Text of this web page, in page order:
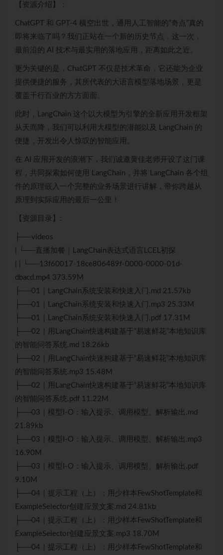
【资源介绍】：
ChatGPT 和 GPT-4 横空出世，通用人工智能的“奇点”真的
即将来临了吗？我们正站在一个新的历史节点，这一次，
最前沿的 AI 技术与最实用的落地应用，距离如此之近。
更为关键的是， ChatGPT 不仅是技术革命，它还能为企业
提供便捷的服务，其所代表的大语言模型落地场景，更是
覆盖千行百业的方方面面。
此时，LangChain 这个以大模型为引擎的全新应用开发框架
从天而降，我们可以利用大模型的潜能以及 LangChain 的
便捷，开发出令人惊叹的智能应用。
在 AI
应用开发的浪潮下，我们诚邀黄佳老师开设了这门课
程，共同探索如何使用 LangChain，并将 LangChain 各个组
件的原理嵌入一个完整的业务场景进行讲解，带你跨越从
原理到实际应用的最后一公里！
【资源目录】:
├──videos
| └──直播加餐｜LangChain表达式语言LCEL初探
| | └──13f60017-18ce806489f-0000-0000-01d-
dbacd.mp4 373.59M
├──01｜LangChain系统安装和快速入门.md 21.57kb
├──01｜LangChain系统安装和快速入门.mp3 25.33M
├──01｜LangChain系统安装和快速入门.pdf 17.31M
├──02｜用LangChain快速构建基于“易速鲜花”本地知识库
的智能问答系统.md 18.26kb
├──02｜用LangChain快速构建基于“易速鲜花”本地知识库
的智能问答系统.mp3 15.48M
├──02｜用LangChain快速构建基于“易速鲜花”本地知识库
的智能问答系统.pdf 11.22M
├──03｜模型I-O：输入提示、调用模型、解析输出.md
21.89kb
├──03｜模型I-O：输入提示、调用模型、解析输出.mp3
16.90M
├──03｜模型I-O：输入提示、调用模型、解析输出.pdf
9.10M
├──04｜提示工程（上）：用少样本FewShotTemplate和
ExampleSelector创建应景文案.md 24.81kb
├──04｜提示工程（上）：用少样本FewShotTemplate和
ExampleSelector创建应景文案.mp3 18.70M
├──04｜提示工程（上）：用少样本FewShotTemplate和